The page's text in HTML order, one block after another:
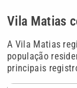
Vila Matias
A Vila Matias
população
principais